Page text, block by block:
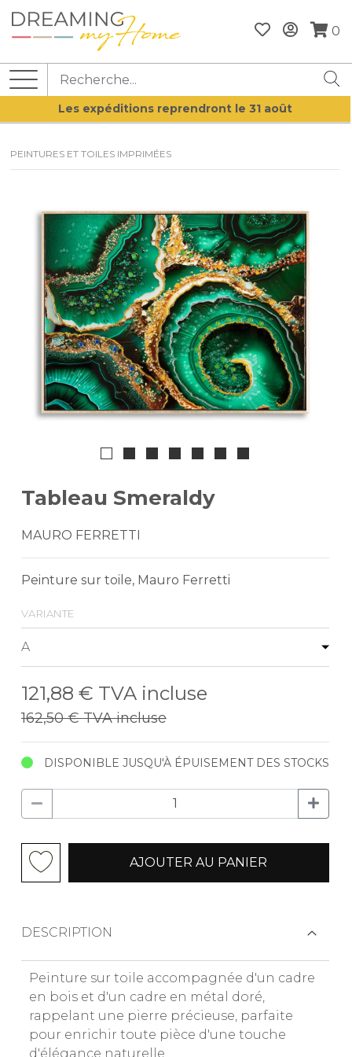
0
Les expéditions reprendront le 31 août
PEINTURES ET TOILES IMPRIMÉES
Tableau Smeraldy
MAURO FERRETTI
Peinture sur toile, Mauro Ferretti
variante
121,88 € TVA incluse
162,50 €TVA incluse
DISPONIBLE JUSQU'À ÉPUISEMENT DES STOCKS
AJOUTER AU PANIER
DESCRIPTION
Peinture sur toile accompagnée d'un cadre
en bois et d'un cadre en métal doré,
rappelant une pierre précieuse, parfaite
pour enrichir toute pièce d'une touche
d'élégance naturelle.